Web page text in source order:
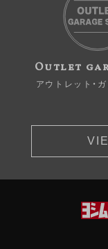
Outlet
アウトレット・